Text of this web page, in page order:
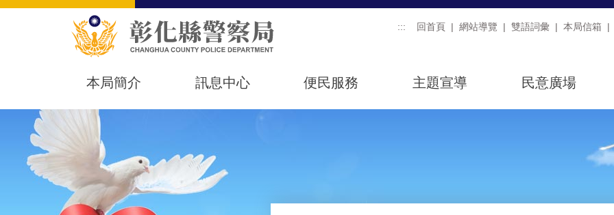
::: 回首頁 網站導覽 雙語詞彙 本局信箱
本局簡介 訊息中心 便民服務 主題宣導 民意廣場